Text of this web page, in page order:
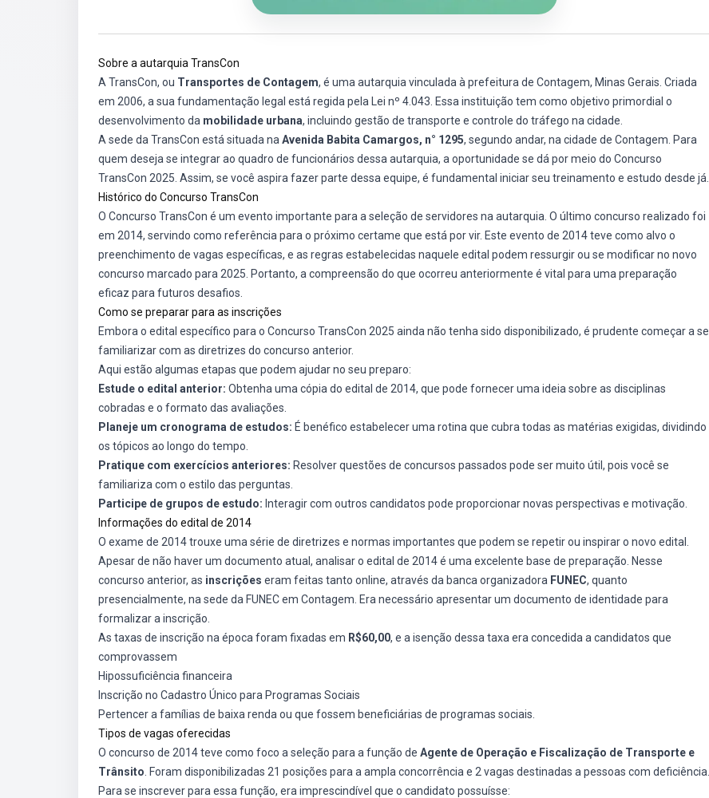
Sobre a autarquia TransCon
A TransCon, ou Transportes de Contagem, é uma autarquia vinculada à prefeitura de Contagem, Minas Gerais. Criada
em 2006, a sua fundamentação legal está regida pela Lei nº 4.043. Essa instituição tem como objetivo primordial o
desenvolvimento da mobilidade urbana, incluindo gestão de transporte e controle do tráfego na cidade.
A sede da TransCon está situada na Avenida Babita Camargos, n° 1295, segundo andar, na cidade de Contagem. Para
quem deseja se integrar ao quadro de funcionários dessa autarquia, a oportunidade se dá por meio do Concurso
TransCon 2025. Assim, se você aspira fazer parte dessa equipe, é fundamental iniciar seu treinamento e estudo desde já.
Histórico do Concurso TransCon
O Concurso TransCon é um evento importante para a seleção de servidores na autarquia. O último concurso realizado foi
em 2014, servindo como referência para o próximo certame que está por vir. Este evento de 2014 teve como alvo o
preenchimento de vagas específicas, e as regras estabelecidas naquele edital podem ressurgir ou se modificar no novo
concurso marcado para 2025. Portanto, a compreensão do que ocorreu anteriormente é vital para uma preparação
eficaz para futuros desafios.
Como se preparar para as inscrições
Embora o edital específico para o Concurso TransCon 2025 ainda não tenha sido disponibilizado, é prudente começar a se
familiarizar com as diretrizes do concurso anterior.
Aqui estão algumas etapas que podem ajudar no seu preparo:
Estude o edital anterior: Obtenha uma cópia do edital de 2014, que pode fornecer uma ideia sobre as disciplinas
cobradas e o formato das avaliações.
Planeje um cronograma de estudos: É benéfico estabelecer uma rotina que cubra todas as matérias exigidas, dividindo
os tópicos ao longo do tempo.
Pratique com exercícios anteriores: Resolver questões de concursos passados pode ser muito útil, pois você se
familiariza com o estilo das perguntas.
Participe de grupos de estudo: Interagir com outros candidatos pode proporcionar novas perspectivas e motivação.
Informações do edital de 2014
O exame de 2014 trouxe uma série de diretrizes e normas importantes que podem se repetir ou inspirar o novo edital.
Apesar de não haver um documento atual, analisar o edital de 2014 é uma excelente base de preparação. Nesse
concurso anterior, as inscrições eram feitas tanto online, através da banca organizadora FUNEC, quanto
presencialmente, na sede da FUNEC em Contagem. Era necessário apresentar um documento de identidade para
formalizar a inscrição.
As taxas de inscrição na época foram fixadas em R$60,00, e a isenção dessa taxa era concedida a candidatos que
comprovassem
Hipossuficiência financeira
Inscrição no Cadastro Único para Programas Sociais
Pertencer a famílias de baixa renda ou que fossem beneficiárias de programas sociais.
Tipos de vagas oferecidas
O concurso de 2014 teve como foco a seleção para a função de Agente de Operação e Fiscalização de Transporte e
Trânsito . Foram disponibilizadas 21 posições para a ampla concorrência e 2 vagas destinadas a pessoas com deficiência.
Para se inscrever para essa função, era imprescindível que o candidato possuísse: